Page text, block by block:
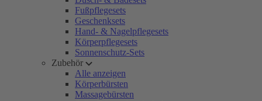
Fußpflegesets
Geschenksets
Hand- & Nagelpflegesets
Körperpflegesets
Sonnenschutz-Sets
Zubehör
Alle anzeigen
Körperbürsten
Massagebürsten